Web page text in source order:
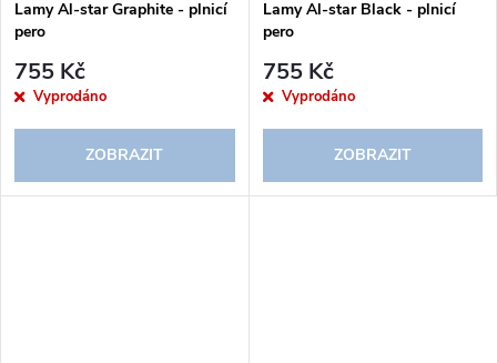
Lamy Al-star Graphite - plnicí
pero
755 Kč
Vyprodáno
ZOBRAZIT
Lamy Al-star Black - plnicí
pero
755 Kč
Vyprodáno
ZOBRAZIT